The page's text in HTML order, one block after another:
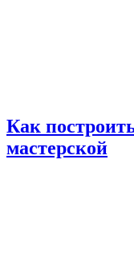
Как
мастерской